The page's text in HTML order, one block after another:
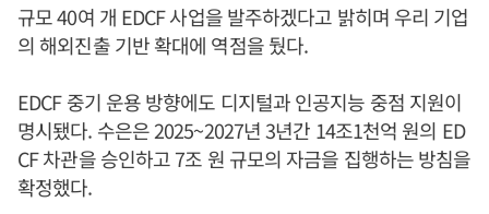
규모 40여 개 EDCF 사업을 발주하겠다고 밝히며 우리 기업
의 해외진출 기반 확대에 역점을 뒀다.
EDCF 중기 운용 방향에도 디지털과 인공지능 중점 지원이
명시됐다. 수은은 2025~2027년 3년간 14조1천억 원의 ED
CF 차관을 승인하고 7조 원 규모의 자금을 집행하는 방침을
확정했다.